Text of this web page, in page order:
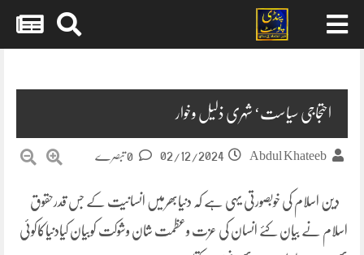
احتجاجی سیاست‘ شہری ذلیل وخوار
Abdul Khateeb
02/12/2024
دین اسلام کی خوبصورتی یہی ہے کہ دنیابھرمیں انسانیت کے جس قدرحقوق
اسلام نے بیان کئے انسان کی عزت وعظمت شان وشوکت کوبیان کیادنیاکاکوئی